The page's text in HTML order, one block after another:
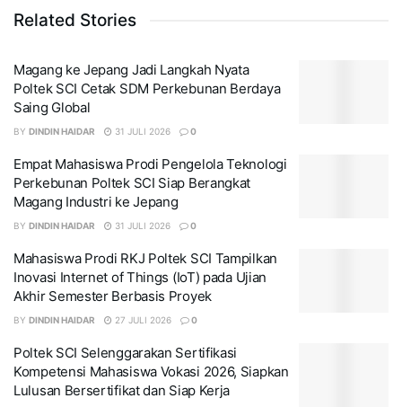
Related Stories
Magang ke Jepang Jadi Langkah Nyata
Poltek SCI Cetak SDM Perkebunan Berdaya
Saing Global
BY DINDIN HAIDAR 31 JULI 2026 0
Empat Mahasiswa Prodi Pengelola Teknologi
Perkebunan Poltek SCI Siap Berangkat
Magang Industri ke Jepang
BY DINDIN HAIDAR 31 JULI 2026 0
Mahasiswa Prodi RKJ Poltek SCI Tampilkan
Inovasi Internet of Things (IoT) pada Ujian
Akhir Semester Berbasis Proyek
BY DINDIN HAIDAR 27 JULI 2026 0
Poltek SCI Selenggarakan Sertifikasi
Kompetensi Mahasiswa Vokasi 2026, Siapkan
Lulusan Bersertifikat dan Siap Kerja